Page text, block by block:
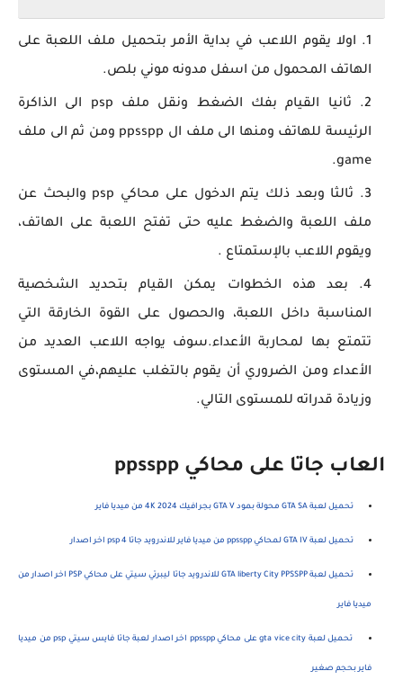
اولا يقوم اللاعب في بداية الأمر بتحميل ملف اللعبة على
الهاتف المحمول من اسفل مدونه موني بلص.
ثانيا القيام بفك الضغط ونقل ملف psp الى الذاكرة
الرئيسة للهاتف ومنها الى ملف ال ppsspp ومن ثم الى ملف
game.
ثالثا وبعد ذلك يتم الدخول على محاكي psp والبحث عن
ملف اللعبة والضغط عليه حتى تفتح اللعبة على الهاتف،
ويقوم اللاعب بالإستمتاع .
بعد هذه الخطوات يمكن القيام بتحديد الشخصية
المناسبة داخل اللعبة، والحصول على القوة الخارقة التي
تتمتع بها لمحاربة الأعداء.سوف يواجه اللاعب العديد من
الأعداء ومن الضروري أن يقوم بالتغلب عليهم،في المستوى
وزيادة قدراته للمستوى التالي.
العاب جاتا على محاكي ppsspp
تحميل لعبة GTA SA محولة بمود GTA V بجرافيك 4K 2024 من ميديا فاير
تحميل لعبة GTA IV لمحاكي ppsspp من ميديا فاير للاندرويد جاتا 4 psp اخر اصدار
تحميل لعبة GTA liberty City PPSSPP للاندرويد جاتا ليبرتي سيتي على محاكي PSP اخر اصدار من
ميديا فاير
تحميل لعبة gta vice city على محاكي ppsspp اخر اصدار لعبة جاتا فايس سيتي psp من ميديا
فاير بحجم صغير